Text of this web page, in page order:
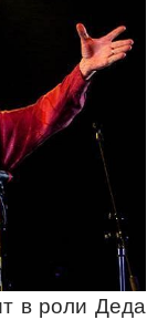
в роли Деда